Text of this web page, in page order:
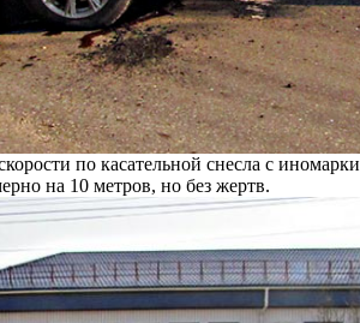
по касательной снесла с иномарки
на 10 метров, но без жертв.